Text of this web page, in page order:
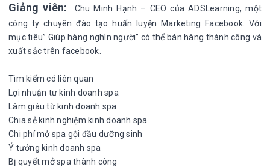
Giảng viên: Chu Minh Hạnh – CEO của ADSLearning, một
công ty chuyên đào tạo huấn luyện Marketing Facebook. Với
mục tiêu” Giúp hàng nghìn người” có thể bán hàng thành công và
xuất sắc trên facebook.
Tìm kiếm có liên quan
Lợi nhuận tư kinh doanh spa
Làm giàu từ kinh doanh spa
Chia sẻ kinh nghiệm kinh doanh spa
Chi phí mở spa gội đầu dưỡng sinh
Ý tưởng kinh doanh spa
Bị quyết mở spa thành công